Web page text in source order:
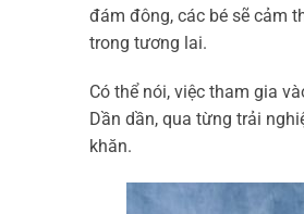
đám đông, các bé sẽ cảm
trong tương lai.
Có thể nói, việc tham gia
Dần dần, qua từng trải
khăn.